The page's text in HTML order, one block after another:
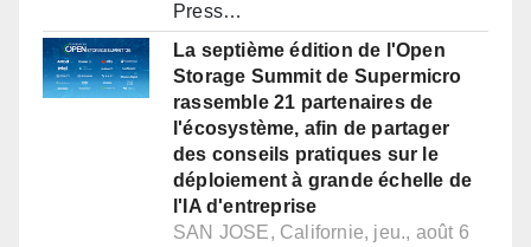
Press…
La septième édition de l'Open
Storage Summit de Supermicro
rassemble 21 partenaires de
l'écosystème, afin de partager
des conseils pratiques sur le
déploiement à grande échelle de
l'IA d'entreprise
SAN JOSE, Californie, jeu., août 6